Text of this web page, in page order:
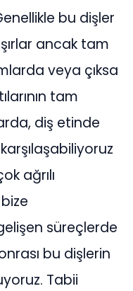
bu dişler
ancak tam
veya çıksa
tam
diş etinde
ağrılı
süreçlerde
bu dişlerin
Tabii